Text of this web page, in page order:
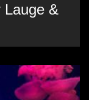
Lauge &